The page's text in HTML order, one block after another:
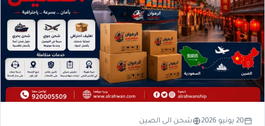
20 يونيو 2026 شحن الى الصين